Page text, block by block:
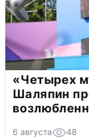
«Четырех
Шаляпин
6 августа 48